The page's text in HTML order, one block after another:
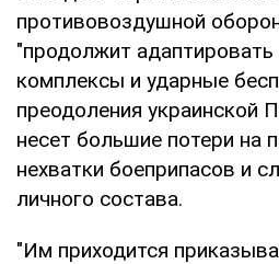
противовоздушной
"продолжит
комплексы и ударные
преодоления украинской
несет большие потери на
нехватки боеприпасов и
личного состава.
"Им приходится